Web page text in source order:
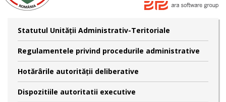
Statutul Unităţii Administrativ-Teritoriale
Regulamentele privind procedurile administrative
Hotărârile autorităţii deliberative
Dispozitiile autoritatii executive